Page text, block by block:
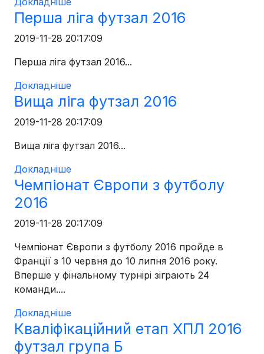
Перша ліга футзал 2016
2019-11-28 20:17:09
Перша ліга футзал 2016...
Докладніше
Вища ліга футзал 2016
2019-11-28 20:17:09
Вища ліга футзал 2016...
Докладніше
Чемпіонат Європи з футболу
2016
2019-11-28 20:17:09
Чемпіонат Європи з футболу 2016 пройде в
Франції з 10 червня до 10 липня 2016 року.
Вперше у фінальному турнірі зіграють 24
команди....
Докладніше
Кваліфікаційний етап ХПЛ 2016
футзал група Б